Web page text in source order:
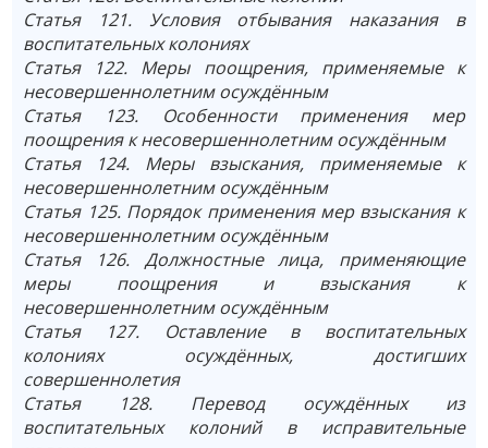
Статья 121. Условия отбывания наказания в
воспитательных колониях
Статья 122. Меры поощрения, применяемые к
несовершеннолетним осуждённым
Статья 123. Особенности применения мер
поощрения к несовершеннолетним осуждённым
Статья 124. Меры взыскания, применяемые к
несовершеннолетним осуждённым
Статья 125. Порядок применения мер взыскания к
несовершеннолетним осуждённым
Статья 126. Должностные лица, применяющие
меры поощрения и взыскания к
несовершеннолетним осуждённым
Статья 127. Оставление в воспитательных
колониях осуждённых, достигших
совершеннолетия
Статья 128. Перевод осуждённых из
воспитательных колоний в исправительные